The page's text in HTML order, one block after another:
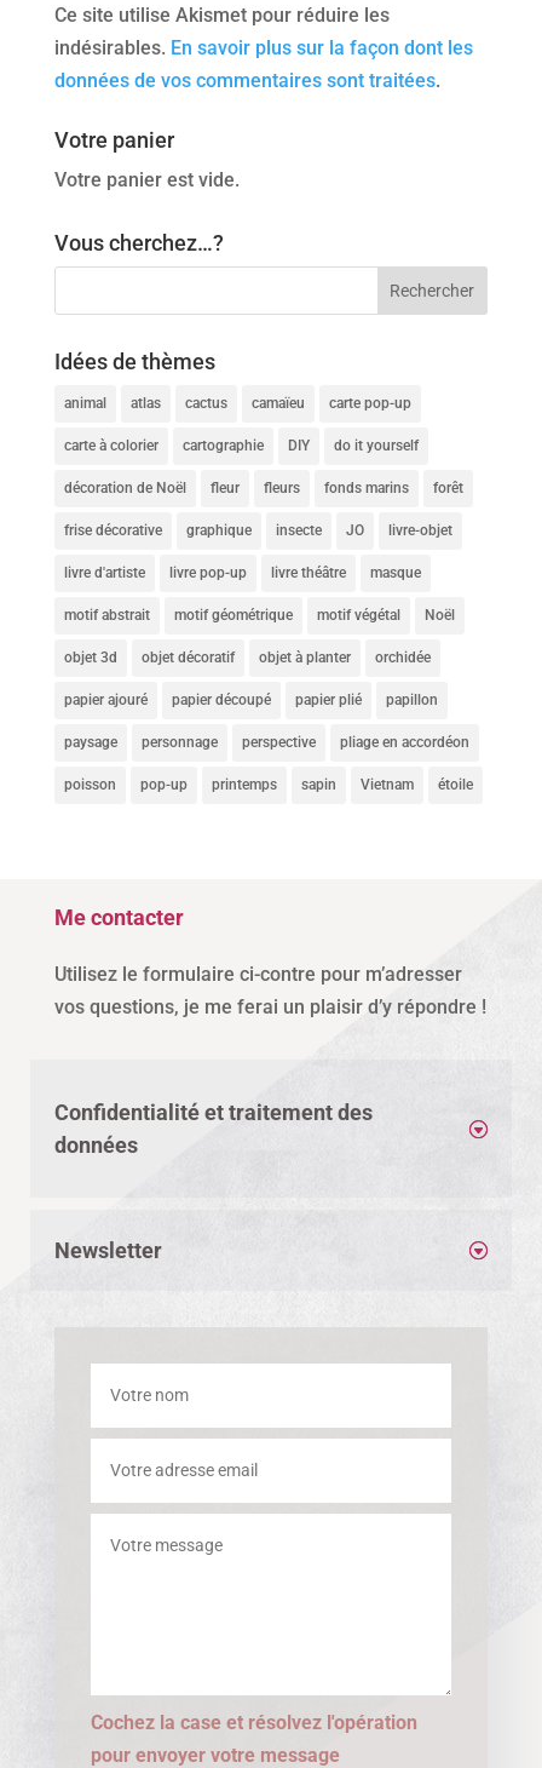
Ce site utilise Akismet pour réduire les
indésirables. En savoir plus sur la façon dont les
données de vos commentaires sont traitées.
Votre panier
Votre panier est vide.
Vous cherchez…?
Idées de thèmes
animal atlas cactus camaïeu carte pop-up
carte à colorier cartographie DIY do it yourself
décoration de Noël fleur fleurs fonds marins forêt
frise décorative graphique insecte JO livre-objet
livre d'artiste livre pop-up livre théâtre masque
motif abstrait motif géométrique motif végétal Noël
objet 3d objet décoratif objet à planter orchidée
papier ajouré papier découpé papier plié papillon
paysage personnage perspective pliage en accordéon
poisson pop-up printemps sapin Vietnam étoile
Me contacter
Utilisez le formulaire ci-contre pour m’adresser
vos questions, je me ferai un plaisir d’y répondre !
Confidentialité et traitement des
données
Newsletter
Cochez la case et résolvez l'opération
pour envoyer votre message